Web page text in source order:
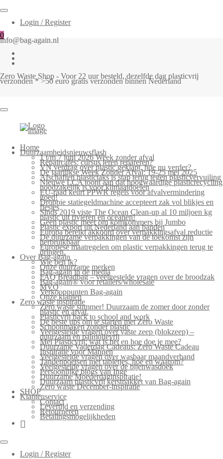
Login / Register
0
info@bag-again.nl
Zero Waste Shop - Voor 22 uur besteld, dezelfde dag plasticvrij
verzonden * >50 euro gratis verzonden binnen Nederland
Home
Duurzaamheidsnieuwsflash
1 t/m 7 juni 2026 Week zonder afval
Repaircafés: cursus leren repareren?
VN verdrag over plastic geklapt, hoe nu verder?
De jaarlijkse Week Zonder Afval: 19-25 mei 2025
Afschaffen plastictaks is stap terug tegen plasticvervuiling
Nieuwe LCA toont aan dat hoogwaardige plasticrecycling
noodzakelijk is voor klimaatdoelen
EU-raad keurt PPWR regels voor afvalvermindering
goed!
Droppie statiegeldmachine accepteert zak vol blikjes en
flesjes
Sinds 2019 viste The Ocean Clean-up al 10 miljoen kg
plastic uit rivieren en oceanen!
Geen plastic meer om komkommers bij Jumbo
Plastic export uit Nederland aan banden
Europa bereikt akkoord over verpakkingsafval reductie
De duurzame verpakkingen van de toekomst zijn
herbruikbaar
Europese maatregelen om plastic verpakkingen terug te
dringen.
Over Bag-again
Wie ben ik?
Onze duurzame merken
Bag-again in de media
FAQ Breadbag – veelgestelde vragen over de broodzak
Bag-again® voor retailers/wholesale
MVO
Verkooppunten Bag-again
Onze klanten
Zero waste inspiratie
Zero waste summer! Duurzaam de zomer door zonder
plastic en afval.
Plasticvrij back to school and work
De beste tips om te starten met Zero Waste
Schoonmaken zonder plastic
Veelgestelde vragen over vaste zeep (blokzeep) –
duurzaam en palmolievrij
Mei Plasticvrij: wat is het en hoe doe je mee?
Duurzame Vaderdag Cadeaus: Zero Waste Cadeau
Inspiratie voor Mannen
Veelgestelde vragen over wasbaar maandverband
Tandenpoetsen met tabletjes, hoe en waarom?
Veelgestelde vragen over de bijenwasdoek
Persoonlijke blogs van Inge
Duurzame Moederdaginspiratie!
Duurzaam plasticvrij kerstpakket van Bag-again
Zero waste December-inspiratie
SHOP
Klantenservice
Contact
Levertijd en verzending
Retourneren
Betalingsmogelijkheden
Login / Register